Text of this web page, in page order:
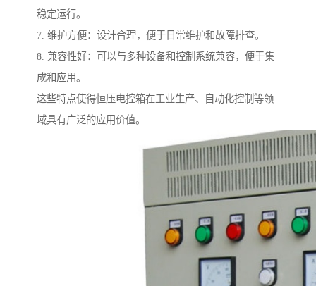
稳定运行。
7. 维护方便：设计合理，便于日常维护和故障排查。
8. 兼容性好：可以与多种设备和控制系统兼容，便于集
成和应用。
这些特点使得恒压电控箱在工业生产、自动化控制等领
域具有广泛的应用价值。